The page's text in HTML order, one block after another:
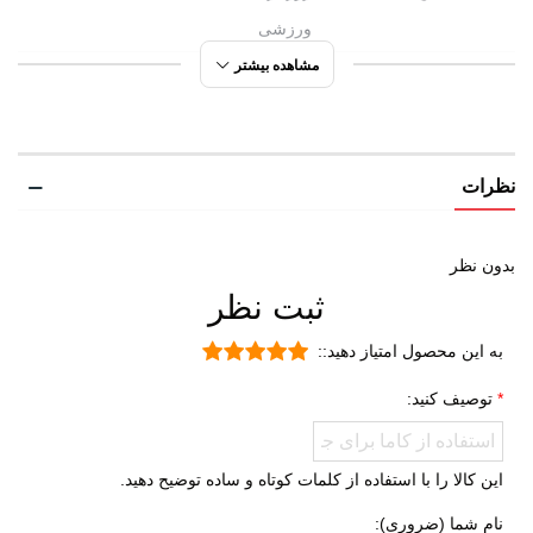
ورزشی
پیاده روی
راحتی
چرم مصنوعی
پارچه
ویژگی کفی داخلی
قابل تعویض
جنس زیره
مشاهده بیشتر
نظرات
بدون نظر
ثبت نظر
به این محصول امتیاز دهید::
توصیف کنید:
این کالا را با استفاده از کلمات کوتاه و ساده توضیح دهید.
نام شما (ضروری):